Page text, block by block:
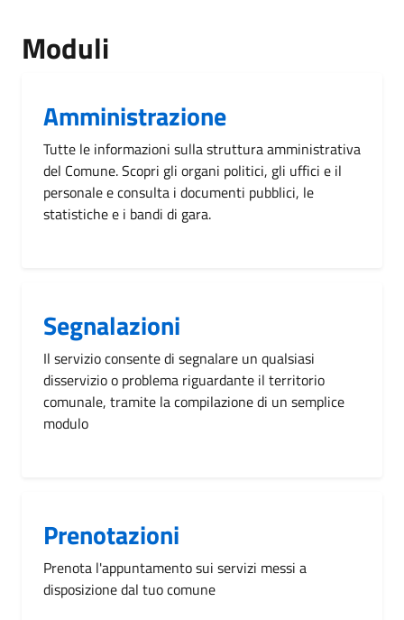
Moduli
Amministrazione
Tutte le informazioni sulla struttura amministrativa
del Comune. Scopri gli organi politici, gli uffici e il
personale e consulta i documenti pubblici, le
statistiche e i bandi di gara.
Segnalazioni
Il servizio consente di segnalare un qualsiasi
disservizio o problema riguardante il territorio
comunale, tramite la compilazione di un semplice
modulo
Prenotazioni
Prenota l'appuntamento sui servizi messi a
disposizione dal tuo comune